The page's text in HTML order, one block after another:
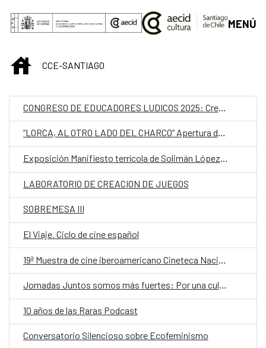
Saltar al contenido principal
MENÚ
INICIOCCE-SANTIAGO
CONGRESO DE EDUCADORES LUDICOS 2025: Crear y transformar desde lo lúdico
“LORCA, AL OTRO LADO DEL CHARCO” Apertura de proceso
Exposición Manifiesto terrícola de Solimán López. Curaduría: Ruth Geoffroy
LABORATORIO DE CREACION DE JUEGOS
SOBREMESA III
El Viaje. Ciclo de cine español
Jornadas Juntos somos más fuertes: Por una cultura más accesible
10 años de las Raras Podcast
Conversatorio Silencioso sobre Ecofeminismo